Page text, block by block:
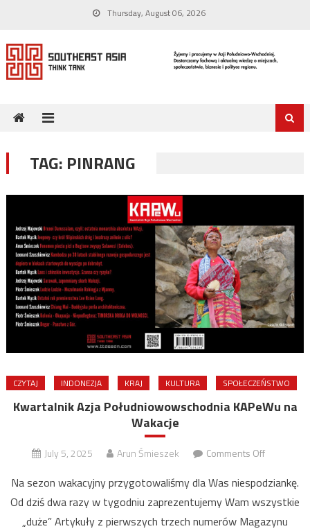
content
Thursday, August 06, 2026
TAG: PINRANG
CZYTAJ INDONEZJA KRAJ KULTURA SPOŁECZEŃSTWO
Kwartalnik Azja Południowowschodnia KAPeWu na
Wakacje
July 5, 2025 Arun Śmieszek Comments Offon
Azja
KAPeWu
Na sezon wakacyjny przygotowaliśmy dla Was niespodziankę.
Od dziś dwa razy w tygodniu zaprezentujemy Wam wszystkie
„duże” Artykuły z pierwszych trzech numerów Magazynu